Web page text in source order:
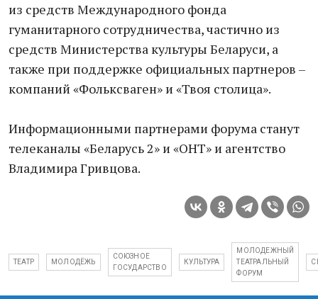
из средств Международного фонда
гуманитарного сотрудничества, частично из
средств Министерства культуры Беларуси, а
также при поддержке официальных партнеров –
компаний «Фольксваген» и «Твоя столица».
Информационными партнерами форума станут
телеканалы «Беларусь 2» и «ОНТ» и агентство
Владимира Гривцова.
ТЕАТР МОЛОДЁЖЬ
СОЮЗНОЕ
ГОСУДАРСТВО
КУЛЬТУРА
МОЛОДЕЖНЫЙ
ТЕАТРАЛЬНЫЙ
ФОРУМ